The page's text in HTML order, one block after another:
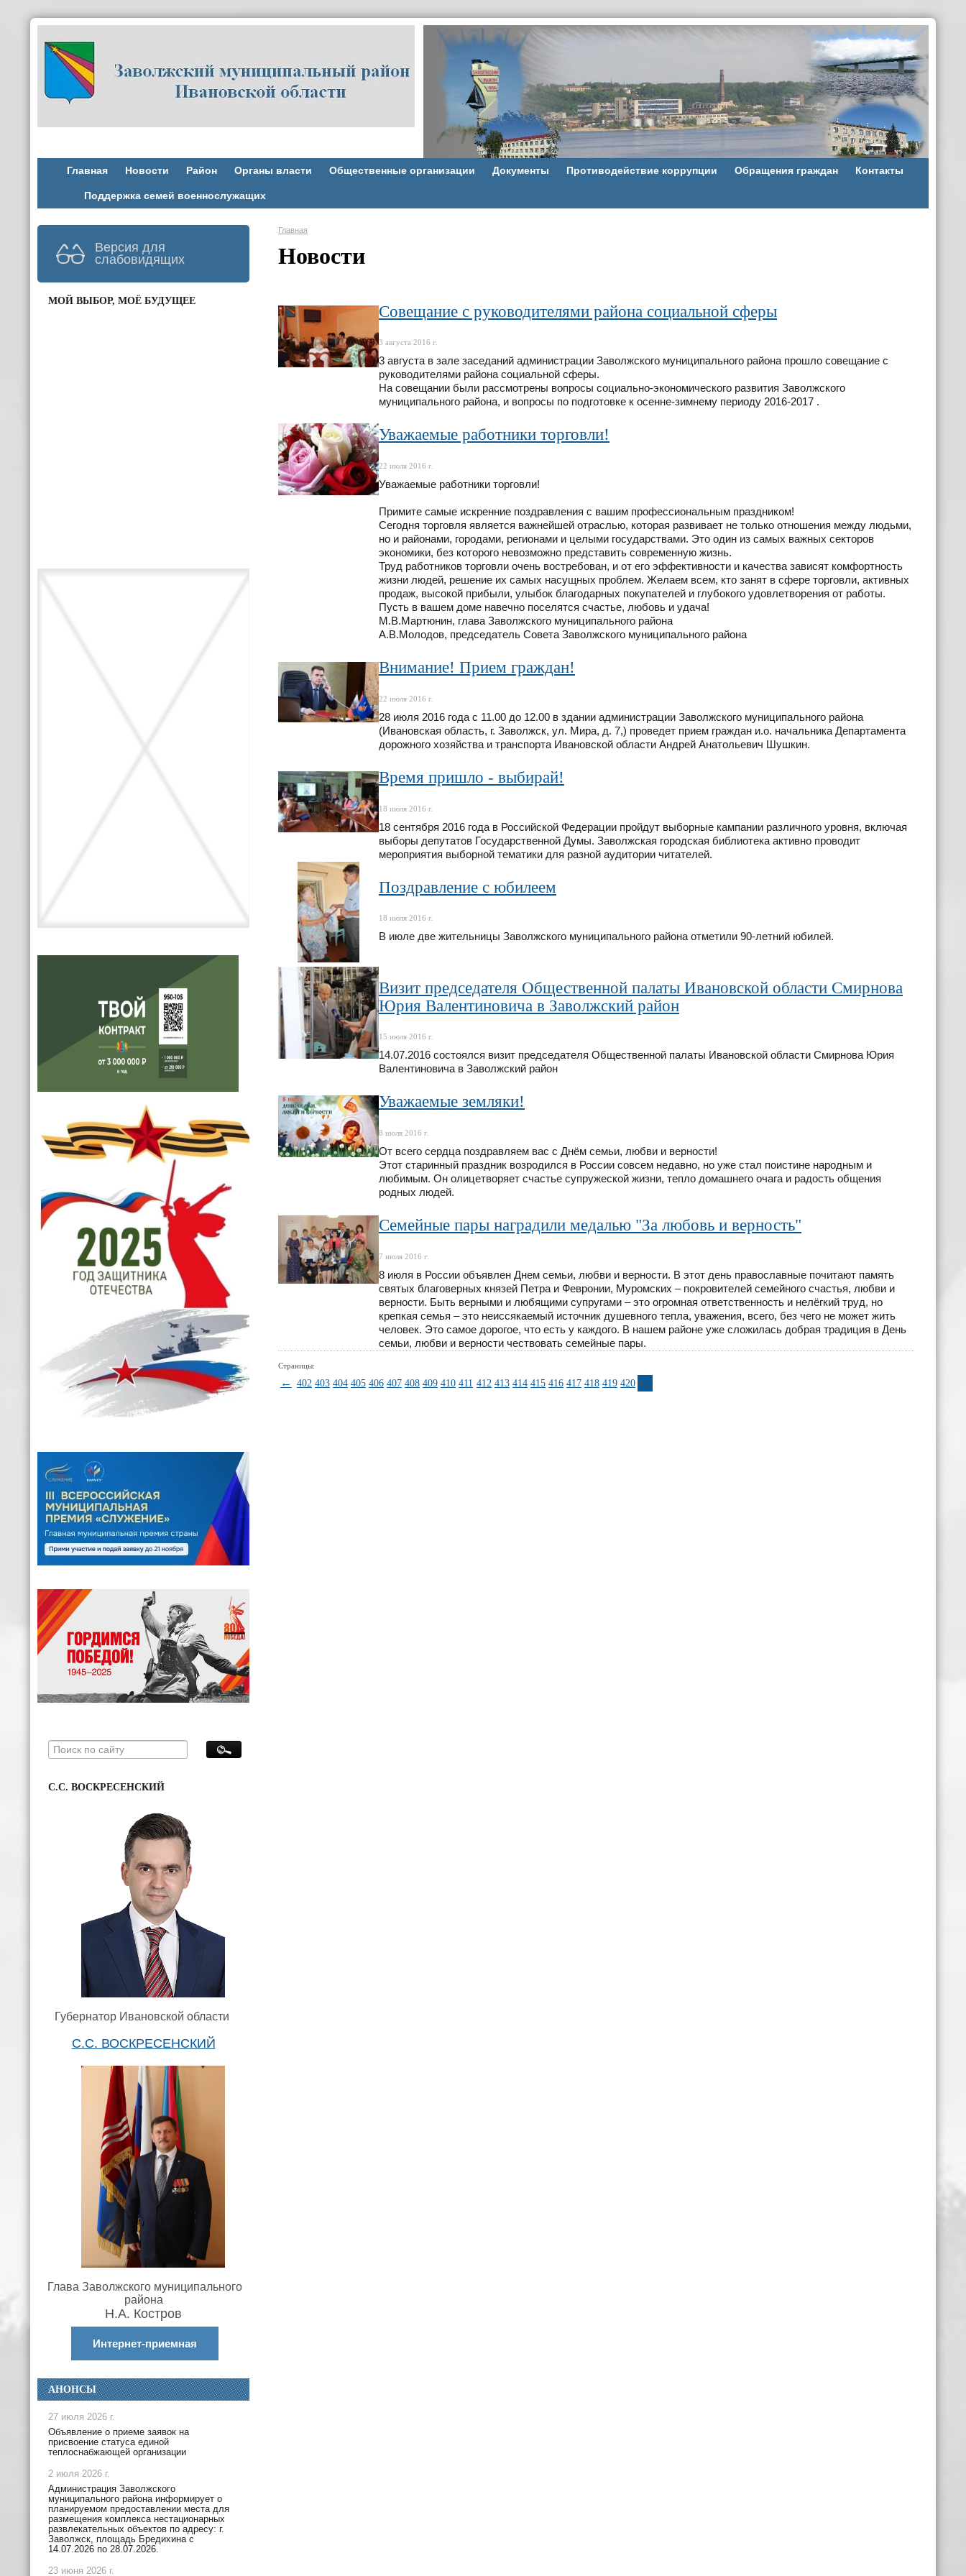
Главная Новости Район Органы власти Общественные организации Документы Противодействие коррупции Обращения граждан Контакты
Поддержка семей военнослужащих
Версия для
слабовидящих
МОЙ ВЫБОР, МОЁ БУДУЩЕЕ
С.С. ВОСКРЕСЕНСКИЙ
Губернатор Ивановской области
С.С. ВОСКРЕСЕНСКИЙ
Глава Заволжского муниципального
района
Н.А. Костров
Интернет-приемная
АНОНСЫ
27 июля 2026 г.
Объявление о приеме заявок на
присвоение статуса единой
теплоснабжающей организации
2 июля 2026 г.
Администрация Заволжского
муниципального района информирует о
планируемом предоставлении места для
размещения комплекса нестационарных
развлекательных объектов по адресу: г.
Заволжск, площадь Бредихина с
14.07.2026 по 28.07.2026.
23 июня 2026 г.
Главная
Новости
Совещание с руководителями района социальной сферы
3 августа 2016 г.
3 августа в зале заседаний администрации Заволжского муниципального района прошло совещание с
руководителями района социальной сферы.
На совещании были рассмотрены вопросы социально-экономического развития Заволжского
муниципального района, и вопросы по подготовке к осенне-зимнему периоду 2016-2017 .
Уважаемые работники торговли!
22 июля 2016 г.
Уважаемые работники торговли!
Примите самые искренние поздравления с вашим профессиональным праздником!
Сегодня торговля является важнейшей отраслью, которая развивает не только отношения между людьми,
но и районами, городами, регионами и целыми государствами. Это один из самых важных секторов
экономики, без которого невозможно представить современную жизнь.
Труд работников торговли очень востребован, и от его эффективности и качества зависят комфортность
жизни людей, решение их самых насущных проблем. Желаем всем, кто занят в сфере торговли, активных
продаж, высокой прибыли, улыбок благодарных покупателей и глубокого удовлетворения от работы.
Пусть в вашем доме навечно поселятся счастье, любовь и удача!
М.В.Мартюнин, глава Заволжского муниципального района
А.В.Молодов, председатель Совета Заволжского муниципального района
Внимание! Прием граждан!
22 июля 2016 г.
28 июля 2016 года с 11.00 до 12.00 в здании администрации Заволжского муниципального района
(Ивановская область, г. Заволжск, ул. Мира, д. 7,) проведет прием граждан и.о. начальника Департамента
дорожного хозяйства и транспорта Ивановской области Андрей Анатольевич Шушкин.
Время пришло - выбирай!
18 июля 2016 г.
18 сентября 2016 года в Российской Федерации пройдут выборные кампании различного уровня, включая
выборы депутатов Государственной Думы. Заволжская городская библиотека активно проводит
мероприятия выборной тематики для разной аудитории читателей.
Поздравление с юбилеем
18 июля 2016 г.
В июле две жительницы Заволжского муниципального района отметили 90-летний юбилей.
Визит председателя Общественной палаты Ивановской области Смирнова
Юрия Валентиновича в Заволжский район
15 июля 2016 г.
14.07.2016 состоялся визит председателя Общественной палаты Ивановской области Смирнова Юрия
Валентиновича в Заволжский район
Уважаемые земляки!
8 июля 2016 г.
От всего сердца поздравляем вас с Днём семьи, любви и верности!
Этот старинный праздник возродился в России совсем недавно, но уже стал поистине народным и
любимым. Он олицетворяет счастье супружеской жизни, тепло домашнего очага и радость общения
родных людей.
Семейные пары наградили медалью "За любовь и верность"
7 июля 2016 г.
8 июля в России объявлен Днем семьи, любви и верности. В этот день православные почитают память
святых благоверных князей Петра и Февронии, Муромских – покровителей семейного счастья, любви и
верности. Быть верными и любящими супругами – это огромная ответственность и нелёгкий труд, но
крепкая семья – это неиссякаемый источник душевного тепла, уважения, всего, без чего не может жить
человек. Это самое дорогое, что есть у каждого. В нашем районе уже сложилась добрая традиция в День
семьи, любви и верности чествовать семейные пары.
Страницы:
← 402 403 404 405 406 407 408 409 410 411 412 413 414 415 416 417 418 419 420 421